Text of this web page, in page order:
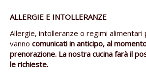
ALLERGIE E INTOLLERANZE
Allergie, intolleranze o regimi alimentari
vanno comunicati in anticipo, al
prenorazione. La nostra cucina farà il
le richieste.